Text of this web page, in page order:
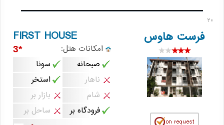
20
فرست هاوس FIRST HOUSE
امکانات هتل: *3
صبحانه
سونا
ناهار
استخر
شام
بازار بر
فرودگاه بر
ساحل بر